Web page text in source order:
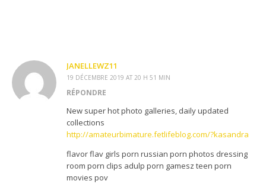
JANELLEWZ11
19 DÉCEMBRE 2019 AT 20 H 51 MIN
RÉPONDRE
New super hot photo galleries, daily updated
collections
http://amateurbimature.fetlifeblog.com/?kasandra
flavor flav girls porn russian porn photos dressing
room porn clips adulp porn gamesz teen porn
movies pov